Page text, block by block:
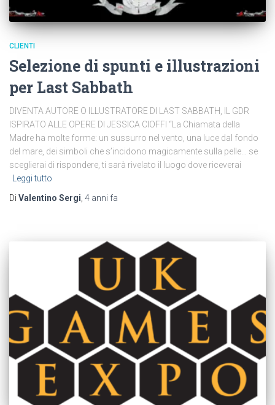
CLIENTI
Selezione di spunti e illustrazioni
per Last Sabbath
DIVENTA AUTORE O ILLUSTRATORE DI LAST SABBATH, IL GDR
ISPIRATO ALLE OPERE DI JESSICA CIOFFI “La Chiamata della
Madre ha molte forme: un sussurro nel vento, una luce dal fondo
del mare, dei simboli che s’incidono magicamente sulla pelle… se
sceglierai di rispondere, ti sarà rivelato il luogo dove riceverai
Leggi tutto
Di Valentino Sergi 4 anni fa